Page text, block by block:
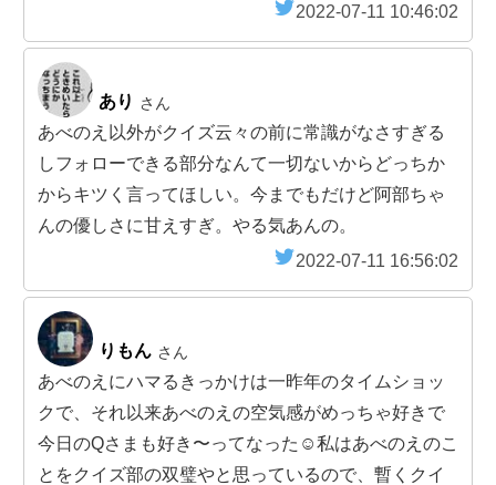
2022-07-11 10:46:02
あり さん
あべのえ以外がクイズ云々の前に常識がなさすぎる
しフォローできる部分なんて一切ないからどっちか
からキツく言ってほしい。今までもだけど阿部ちゃ
んの優しさに甘えすぎ。やる気あんの。
2022-07-11 16:56:02
りもん さん
あべのえにハマるきっかけは一昨年のタイムショッ
クで、それ以来あべのえの空気感がめっちゃ好きで
今日のQさまも好き〜ってなった☺️私はあべのえのこ
とをクイズ部の双璧やと思っているので、暫くクイ